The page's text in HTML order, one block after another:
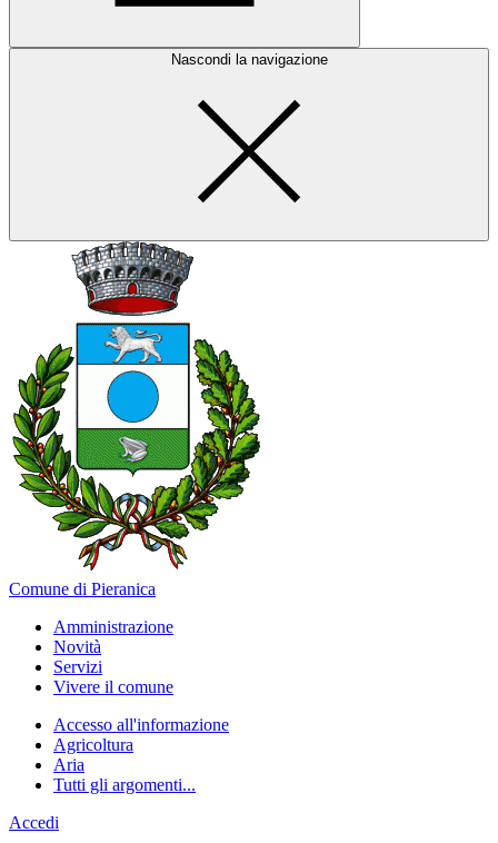
Nascondi la navigazione
Comune di Pieranica
Amministrazione
Novità
Servizi
Vivere il comune
Accesso all'informazione
Agricoltura
Aria
Tutti gli argomenti...
Accedi